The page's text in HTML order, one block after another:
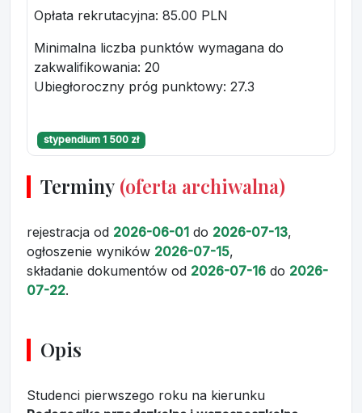
Opłata rekrutacyjna: 85.00 PLN
Minimalna liczba punktów wymagana do
zakwalifikowania: 20
Ubiegłoroczny próg punktowy: 27.3
stypendium 1 500 zł
Terminy (oferta archiwalna)
rejestracja od 2026-06-01 do 2026-07-13,
ogłoszenie wyników 2026-07-15,
składanie dokumentów od 2026-07-16 do 2026-
07-22.
Opis
Studenci pierwszego roku na kierunku